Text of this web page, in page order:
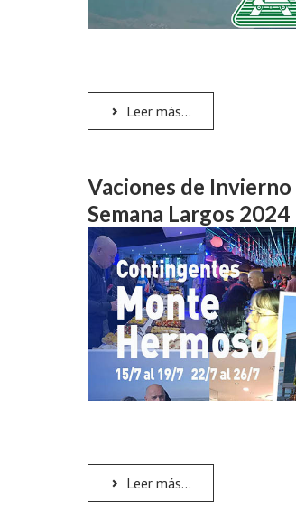
Leer más...
Vaciones de Invierno
Semana Largos 2024
Leer más...